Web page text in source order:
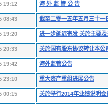
19:12 海 外 监 管 公 告
08:43 截至二零一五年五月三十一
19:20 进一步延迟寄发 关於主要
20:33 关於国有股东协议转让本公
19:42 海外监管公告
23:10 重大资产重组进展公告
00:15 关於举行2014年业绩说明